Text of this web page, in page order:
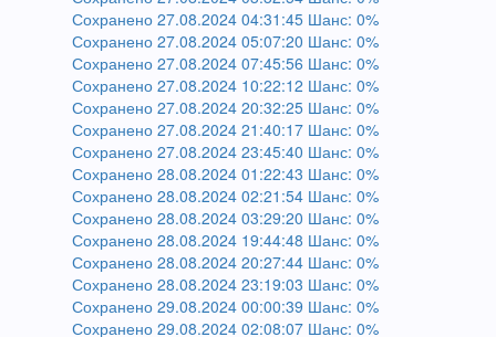
Сохранено 27.08.2024 04:31:45 Шанс: 0%
Сохранено 27.08.2024 05:07:20 Шанс: 0%
Сохранено 27.08.2024 07:45:56 Шанс: 0%
Сохранено 27.08.2024 10:22:12 Шанс: 0%
Сохранено 27.08.2024 20:32:25 Шанс: 0%
Сохранено 27.08.2024 21:40:17 Шанс: 0%
Сохранено 27.08.2024 23:45:40 Шанс: 0%
Сохранено 28.08.2024 01:22:43 Шанс: 0%
Сохранено 28.08.2024 02:21:54 Шанс: 0%
Сохранено 28.08.2024 03:29:20 Шанс: 0%
Сохранено 28.08.2024 19:44:48 Шанс: 0%
Сохранено 28.08.2024 20:27:44 Шанс: 0%
Сохранено 28.08.2024 23:19:03 Шанс: 0%
Сохранено 29.08.2024 00:00:39 Шанс: 0%
Сохранено 29.08.2024 02:08:07 Шанс: 0%